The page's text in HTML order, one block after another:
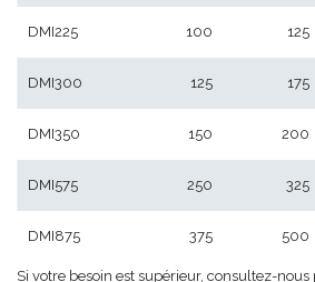
DMI225 100 125
DMI300 125 175
DMI350 150 200
DMI575 250 325
DMI875 375 500
Si votre besoin est supérieur, consultez-